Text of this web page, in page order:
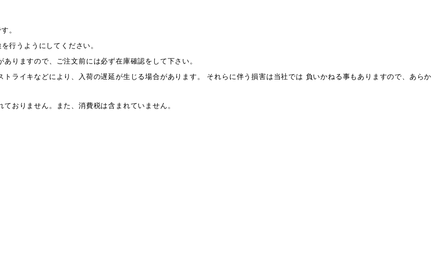
。
行うようにしてください。
りますので、ご注文前には必ず在庫確認をして下さい。
ライキなどにより、入荷の遅延が生じる場合があります。 それらに伴う損害は当社では 負いかねる事もありますので、あらか
おりません。また、消費税は含まれていません。